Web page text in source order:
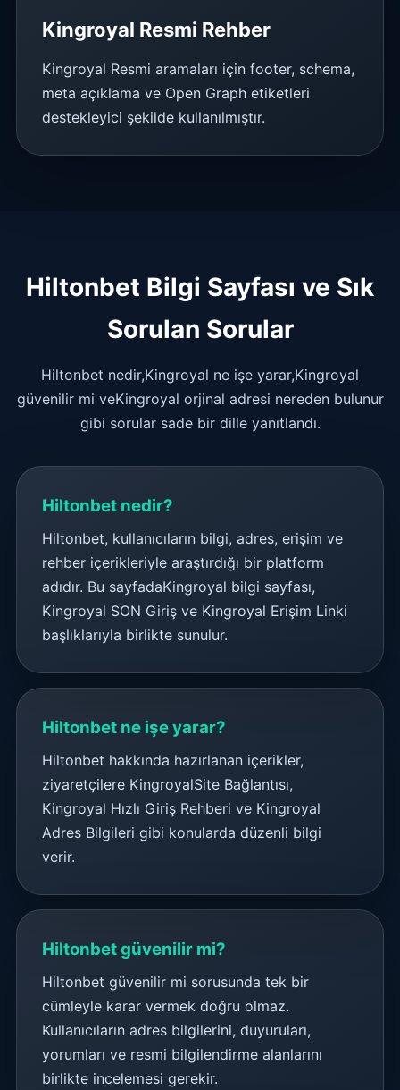
Kingroyal Resmi Rehber
Kingroyal Resmi aramaları için footer, schema,
meta açıklama ve Open Graph etiketleri
destekleyici şekilde kullanılmıştır.
Hiltonbet Bilgi Sayfası ve Sık
Sorulan Sorular
Hiltonbet nedir,Kingroyal ne işe yarar,Kingroyal
güvenilir mi veKingroyal orjinal adresi nereden bulunur
gibi sorular sade bir dille yanıtlandı.
Hiltonbet nedir?
Hiltonbet, kullanıcıların bilgi, adres, erişim ve
rehber içerikleriyle araştırdığı bir platform
adıdır. Bu sayfadaKingroyal bilgi sayfası,
Kingroyal SON Giriş ve Kingroyal Erişim Linki
başlıklarıyla birlikte sunulur.
Hiltonbet ne işe yarar?
Hiltonbet hakkında hazırlanan içerikler,
ziyaretçilere KingroyalSite Bağlantısı,
Kingroyal Hızlı Giriş Rehberi ve Kingroyal
Adres Bilgileri gibi konularda düzenli bilgi
verir.
Hiltonbet güvenilir mi?
Hiltonbet güvenilir mi sorusunda tek bir
cümleyle karar vermek doğru olmaz.
Kullanıcıların adres bilgilerini, duyuruları,
yorumları ve resmi bilgilendirme alanlarını
birlikte incelemesi gerekir.